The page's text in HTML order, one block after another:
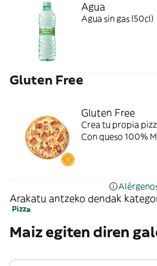
Agua
Agua sin gas (50cl)
Gluten Free
Gluten Free
Crea tu propia
Con queso 100%
Arakatu antzeko dendak
Pizza
Maiz egiten diren